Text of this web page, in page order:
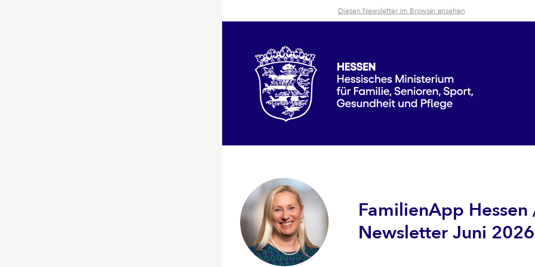
Diesen Newsletter im Browser ansehen
FamilienApp Hessen
Newsletter Juni 2026